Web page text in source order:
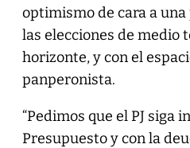
optimismo de cara a
las elecciones de medio
horizonte, y con el
panperonista.
“Pedimos que el PJ siga
Presupuesto y con la